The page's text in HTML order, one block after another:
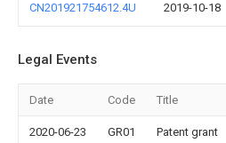
CN201921754612.4U 2019-10-18
Legal Events
Date Code Title
2020-06-23 GR01 Patent grant